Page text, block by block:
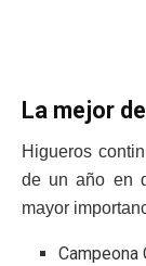
La mejor
Higueros
de un año en
mayor
Campeona